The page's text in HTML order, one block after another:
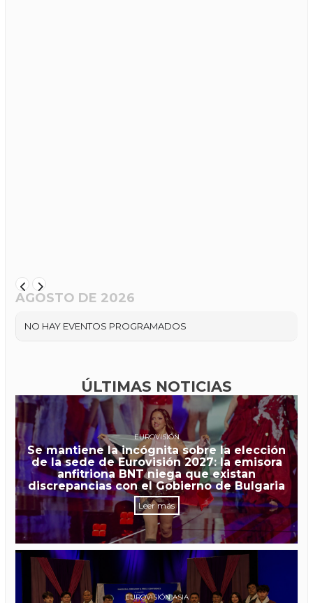
AGOSTO DE 2026
NO HAY EVENTOS PROGRAMADOS
ÚLTIMAS NOTICIAS
EUROVISIÓN
Se mantiene la incógnita sobre la elección
de la sede de Eurovisión 2027: la emisora
anfitriona BNT niega que existan
discrepancias con el Gobierno de Bulgaria
Leer más
EUROVISIÓN ASIA